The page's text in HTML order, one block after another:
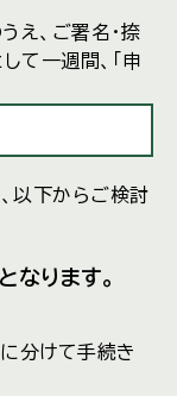
え、ご署名・捺
て一週間、「申
以下からご検討
なります。
に分けて手続き